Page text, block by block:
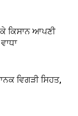
ਕਿਸਾਨ ਆਪਣੀ
ਵਿਗੜੀ ਸਿਹਤ,